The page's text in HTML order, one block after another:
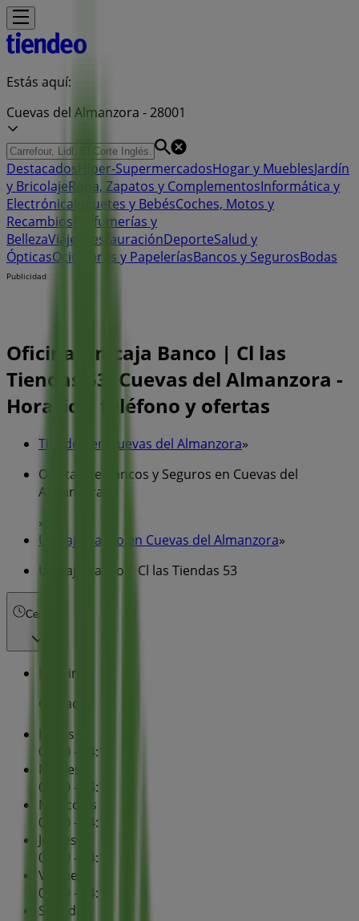
Estás aquí:
Cuevas del Almanzora - 28001
Destacados Hiper-SupermercadosHogar y MueblesJardín
y BricolajeRopa, Zapatos y ComplementosInformática y
Electrónica Juguetes y BebésCoches, Motos y
Recambios Perfumerías y
BellezaViajes RestauraciónDeporteSalud y
ÓpticasOcio Libros y PapeleríasBancos y SegurosBodas
Publicidad
Oficina Unicaja Banco | Cl las
Tiendas 53, Cuevas del Almanzora -
Horarios, teléfono y ofertas
Tiendeo en Cuevas del Almanzora»
Ofertas de Bancos y Seguros en Cuevas del
Almanzora
»
Unicaja Banco en Cuevas del Almanzora»
Unicaja Banco | Cl las Tiendas 53
Cerrado
Domingo
Cerrado
Lunes
08:30 - 14:15
Martes
08:30 - 14:15
Miércoles
08:30 - 14:15
Jueves
08:30 - 14:15
Viernes
08:30 - 14:15
Sábado